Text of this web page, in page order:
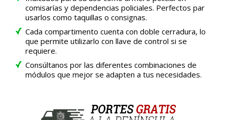
comisarías y dependencias policiales. Perfectos par
usarlos como taquillas o consignas.
Cada compartimento cuenta con doble cerradura, lo
que permite utilizarlo con llave de control si se
requiere.
Consúltanos por las diferentes combinaciones de
módulos que mejor se adapten a tus necesidades.